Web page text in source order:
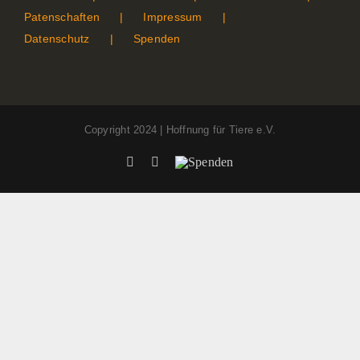
Patenschaften
Impressum
Datenschutz
Spenden
Copyright 2024 | Hoffnung für Tiere e.V.
FacebookInstagram
Spenden